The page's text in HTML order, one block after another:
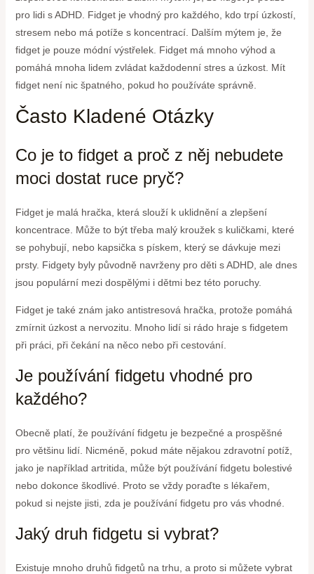
pro lidi s ADHD. Fidget je vhodný pro každého, kdo trpí úzkostí,
stresem nebo má potíže s koncentrací. Dalším mýtem je, že
fidget je pouze módní výstřelek. Fidget má mnoho výhod a
pomáhá mnoha lidem zvládat každodenní stres a úzkost. Mít
fidget není nic špatného, pokud ho používáte správně.
Často Kladené Otázky
Co je to fidget a proč z něj nebudete
moci dostat ruce pryč?
Fidget je malá hračka, která slouží k uklidnění a zlepšení
koncentrace. Může to být třeba malý kroužek s kuličkami, které
se pohybují, nebo kapsička s pískem, který se dávkuje mezi
prsty. Fidgety byly původně navrženy pro děti s ADHD, ale dnes
jsou populární mezi dospělými i dětmi bez této poruchy.
Fidget je také znám jako antistresová hračka, protože pomáhá
zmírnit úzkost a nervozitu. Mnoho lidí si rádo hraje s fidgetem
při práci, při čekání na něco nebo při cestování.
Je používání fidgetu vhodné pro
každého?
Obecně platí, že používání fidgetu je bezpečné a prospěšné
pro většinu lidí. Nicméně, pokud máte nějakou zdravotní potíž,
jako je například artritida, může být používání fidgetu bolestivé
nebo dokonce škodlivé. Proto se vždy poraďte s lékařem,
pokud si nejste jisti, zda je používání fidgetu pro vás vhodné.
Jaký druh fidgetu si vybrat?
Existuje mnoho druhů fidgetů na trhu, a proto si můžete vybrat